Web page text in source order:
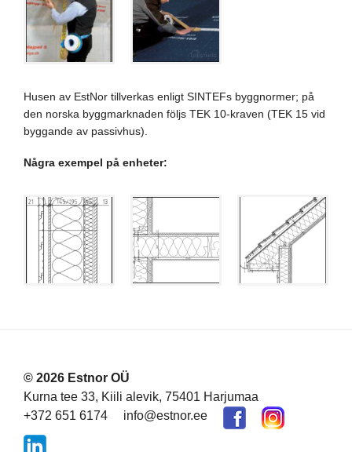
Husen av EstNor tillverkas enligt SINTEFs byggnormer; på
den norska byggmarknaden följs TEK 10-kraven (TEK 15 vid
byggande av passivhus).
Några exempel på enheter:
© 2026 Estnor OÜ
Kurna tee 33, Kiili alevik, 75401 Harjumaa
+372 651 6174
info@estnor.ee